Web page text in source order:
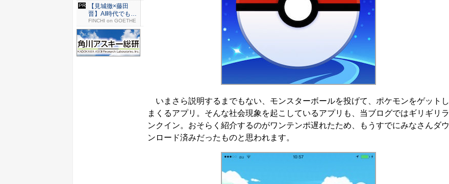
いまさら説明するまでもない、モンスターボールを投げて、ポケモンをゲットし
まくるアプリ。そんな社会現象を起こしているアプリも、当ブログではギリギリラ
ンクイン。おそらく紹介するのがワンテンポ遅れたため、もうすでにみなさんダウ
ンロード済みだったものと思われます。
【見城徹×藤田
晋】AI時代でも変
わらない...
FINCHI on GOETHE